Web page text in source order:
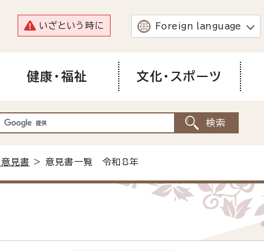
いざという時に Foreign language
健康・福祉 文化・スポーツ
見書 > 意見書一覧 令和8年